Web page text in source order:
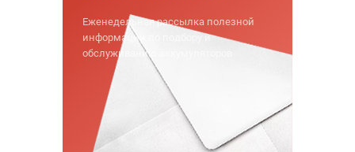
Еженедельная рассылка полезной
информации по подбору и
обслуживанию аккумуляторов